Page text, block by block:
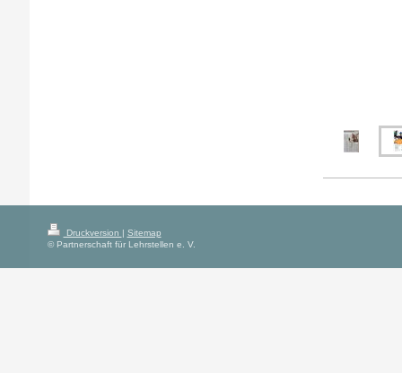
Druckversion | Sitemap
© Partnerschaft für Lehrstellen e. V.